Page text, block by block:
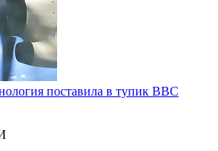
поставила в тупик ВВС